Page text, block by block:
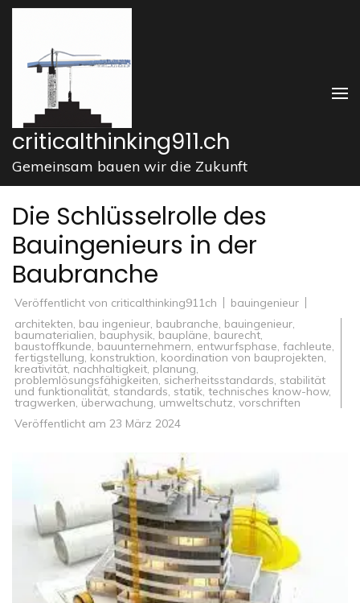
Zum
springen
drücken)
criticalthinking911.ch
Gemeinsam bauen wir die Zukunft
Die Schlüsselrolle des
Bauingenieurs in der
Baubranche
Veröffentlicht von criticalthinking911ch
bauingenieur
architekten, bau ingenieur, baubranche, bauingenieur,
baumaterialien, bauphysik, baupläne, baurecht,
baustoffkunde, bauunternehmern, entwurfsphase, fachleute,
fertigstellung, konstruktion, koordination von bauprojekten,
kreativität, nachhaltigkeit, planung,
problemlösungsfähigkeiten, sicherheitsstandards, stabilität
und funktionalität, standards, statik, technisches know-how,
tragwerken, überwachung, umweltschutz, vorschriften
Veröffentlicht am 23 März 2024